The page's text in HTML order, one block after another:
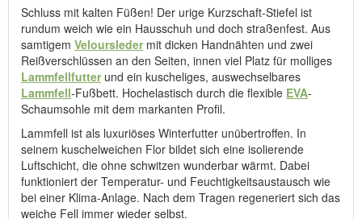
Schluss mit kalten Füßen! Der urige Kurzschaft-Stiefel ist
rundum weich wie ein Hausschuh und doch straßenfest. Aus
samtigem Veloursledermit dicken Handnähten und zwei
Reißverschlüssen an den Seiten, innen viel Platz für molliges
Lammfellfutterund ein kuscheliges, auswechselbares
Lammfell-Fußbett. Hochelastisch durch die flexible EVA-
Schaumsohle mit dem markanten Profil.
Lammfell ist als luxuriöses Winterfutter unübertroffen. In
seinem kuschelweichen Flor bildet sich eine isolierende
Luftschicht, die ohne schwitzen wunderbar wärmt. Dabei
funktioniert der Temperatur- und Feuchtigkeitsaustausch wie
bei einer Klima-Anlage. Nach dem Tragen regeneriert sich das
weiche Fell immer wieder selbst.